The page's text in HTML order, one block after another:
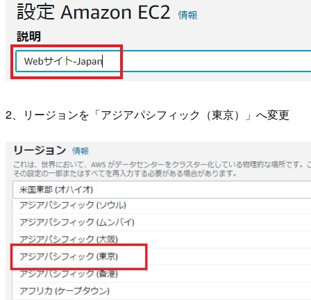
2、リージョンを「アジアパシフィック（東京）」へ変更